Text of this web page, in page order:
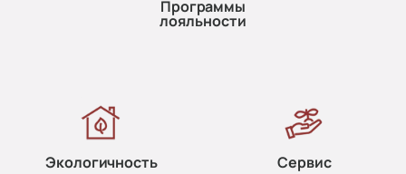
Программы
лояльности
Экологичность Сервис